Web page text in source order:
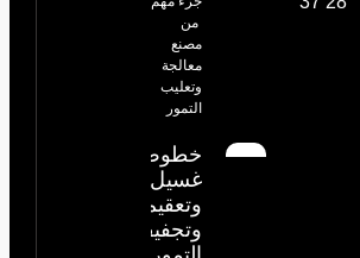
من
مصنع
معالجة
وتعليب
التمور
خطوط
غسيل
وتعقيم
وتجفيف